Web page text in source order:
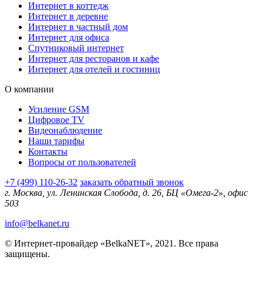
Интернет в коттедж
Интернет в деревне
Интернет в частный дом
Интернет для офиса
Спутниковый интернет
Интернет для ресторанов и кафе
Интернет для отелей и гостиниц
О компании
Усиление GSM
Цифровое TV
Видеонаблюдение
Наши тарифы
Контакты
Вопросы от пользователей
+7 (499) 110-26-32 заказать обратный звонок
г. Москва, ул. Ленинская Слобода, д. 26, БЦ «Омега-2», офис
503
info@belkanet.ru
© Интернет-провайдер «BelkaNET», 2021. Все права
защищены.